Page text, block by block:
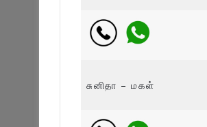
சுனிதா – மகள்